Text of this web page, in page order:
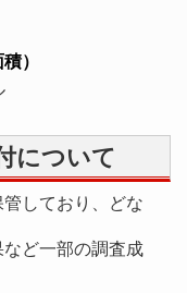
）
について
しており、どな
ど一部の調査成